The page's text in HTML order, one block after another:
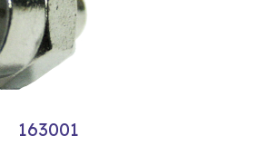
163001